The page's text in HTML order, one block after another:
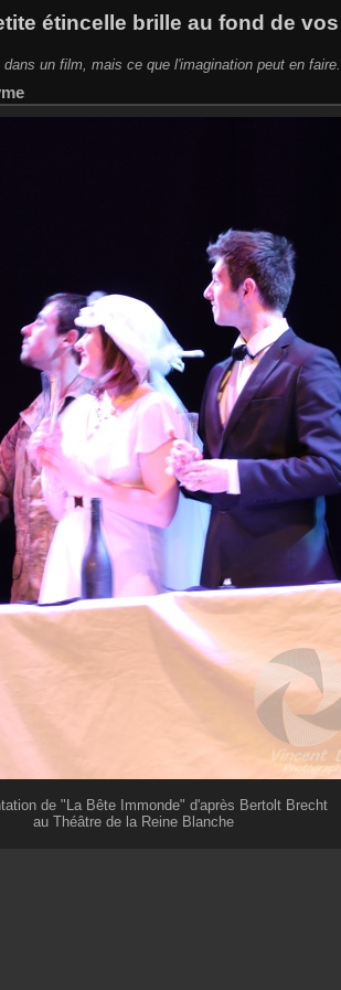
étincelle brille au fond de
un film, mais ce que l'imagination peut en
de "La Bête Immonde" d'après Bertolt Brecht
au Théâtre de la Reine Blanche